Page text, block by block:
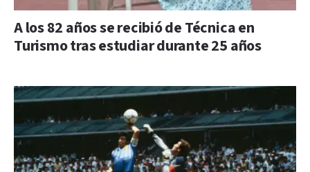
A los 82 años se recibió de Técnica en
Turismo tras estudiar durante 25 años